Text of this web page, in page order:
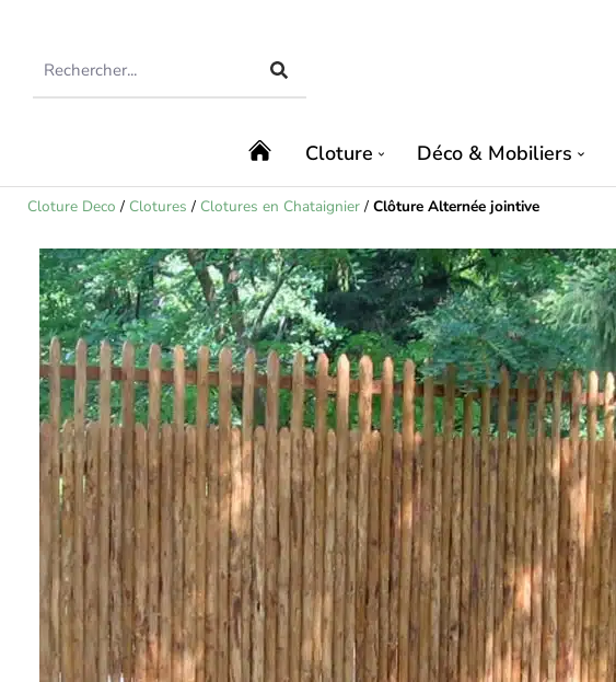
Cloture Déco & Mobiliers
Cloture Deco / Clotures / Clotures en Chataignier/ Clôture Alternée jointive